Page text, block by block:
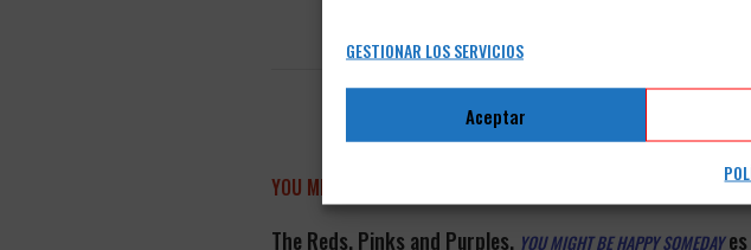
GESTIONAR LOS SERVICIOS
Aceptar
YOU MIGHT BE HAPPY SOMEDAY
The Reds, Pinks and Purples. YOU MIGHT BE HAPPY SOMEDAYes